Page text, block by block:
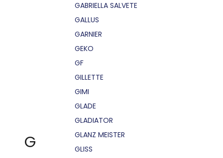
G
GABRIELLA SALVETE
GALLUS
GARNIER
GEKO
GF
GILLETTE
GIMI
GLADE
GLADIATOR
GLANZ MEISTER
GLISS